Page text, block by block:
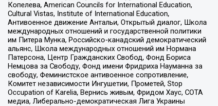
Копелева, American Councils for International Education,
Cultural Vistas, Institute of International Education,
Антивоенное движение Антальи, Открытый диалог, Школа
международных отношений и государственной политики
им Питера Мунка, Российско-канадский демократический
альянс, Школа международных отношений им Нормана
Патерсона, Центр Гражданских Свобод, Фонд Бориса
Немцова за Свободу, Фонд имени Фридриха Науманна за
свободу, Феминистское антивоенное сопротивление,
Комитет независимости Ингушетии, Прометей, Stop
Occupation of Karelia, Вернись живым, Фридом Хаус, СОТА
медиа, Либерально-демократическая Лига Украины